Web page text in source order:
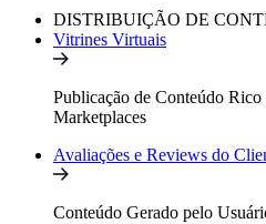
DISTRIBUIÇÃO DE
Vitrines Virtuais
Publicação de Conteúdo
Marketplaces
Avaliações e Reviews do
Conteúdo Gerado pelo